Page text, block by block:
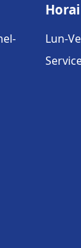
Lun-